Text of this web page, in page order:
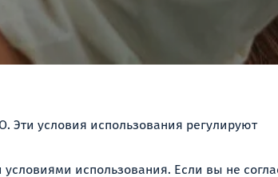
Эти условия использования регулируют
использования. Если вы не